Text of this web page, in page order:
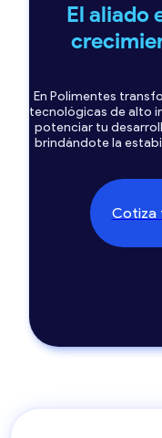
El aliado
En Polimentes
tecnológicas de alto
potenciar tu
brindándote la
Cotiza